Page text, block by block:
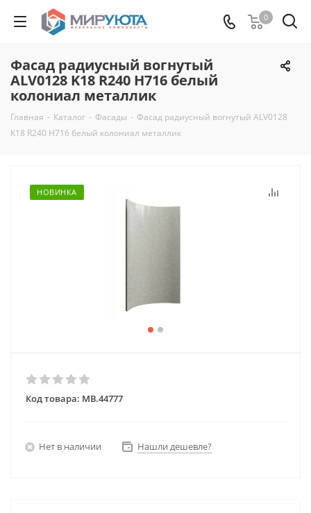
0
Фасад радиусный вогнутый
ALV0128 K18 R240 H716 белый
колониал металлик
Главная - Каталог - Фасады - Фасад радиусный вогнутый ALV0128
K18 R240 H716 белый колониал металлик
НОВИНКА
Код товара: MB.44777
Нет в наличии Нашли дешевле?